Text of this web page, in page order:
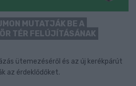
MUTATJÁK BE A
TÉR FELÚJÍTÁSÁNAK
ütemezéséről és az új kerékpárút
az érdeklődőket.